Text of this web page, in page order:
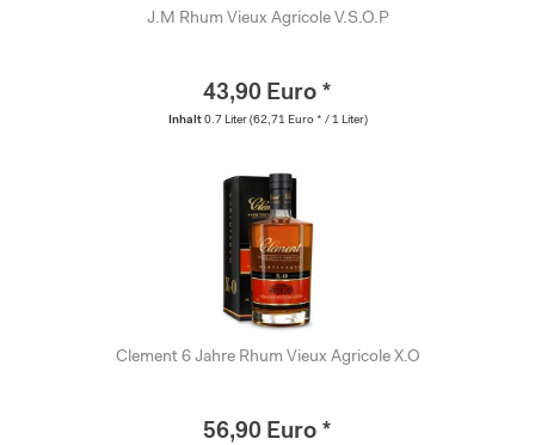
J.M Rhum Vieux Agricole V.S.O.P
43,90 Euro *
Inhalt 0.7 Liter (62,71 Euro * / 1 Liter)
Clement 6 Jahre Rhum Vieux Agricole X.O
56,90 Euro *